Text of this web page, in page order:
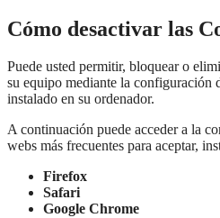
Cómo desactivar las
Puede usted permitir, bloquear o
su equipo mediante la configuración
instalado en su ordenador.
A continuación puede acceder a la
webs más frecuentes para aceptar,
Firefox
Safari
Google Chrome